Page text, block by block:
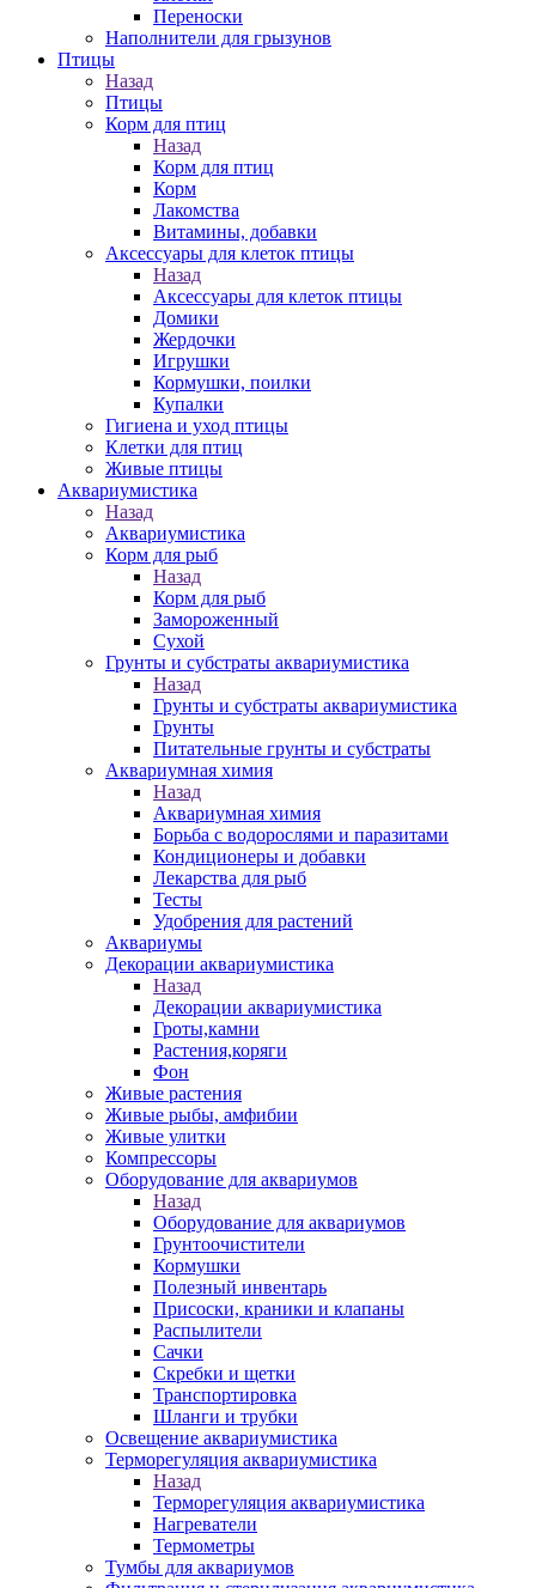
Переноски
Наполнители для грызунов
Птицы
Назад
Птицы
Корм для птиц
Назад
Корм для птиц
Корм
Лакомства
Витамины, добавки
Аксессуары для клеток птицы
Назад
Аксессуары для клеток птицы
Домики
Жердочки
Игрушки
Кормушки, поилки
Купалки
Гигиена и уход птицы
Клетки для птиц
Живые птицы
Аквариумистика
Назад
Аквариумистика
Корм для рыб
Назад
Корм для рыб
Замороженный
Сухой
Грунты и субстраты аквариумистика
Назад
Грунты и субстраты аквариумистика
Грунты
Питательные грунты и субстраты
Аквариумная химия
Назад
Аквариумная химия
Борьба с водорослями и паразитами
Кондиционеры и добавки
Лекарства для рыб
Тесты
Удобрения для растений
Аквариумы
Декорации аквариумистика
Назад
Декорации аквариумистика
Гроты,камни
Растения,коряги
Фон
Живые растения
Живые рыбы, амфибии
Живые улитки
Компрессоры
Оборудование для аквариумов
Назад
Оборудование для аквариумов
Грунтоочистители
Кормушки
Полезный инвентарь
Присоски, краники и клапаны
Распылители
Сачки
Скребки и щетки
Транспортировка
Шланги и трубки
Освещение аквариумистика
Терморегуляция аквариумистика
Назад
Терморегуляция аквариумистика
Нагреватели
Термометры
Тумбы для аквариумов